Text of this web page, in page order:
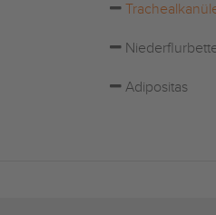
Adipositas